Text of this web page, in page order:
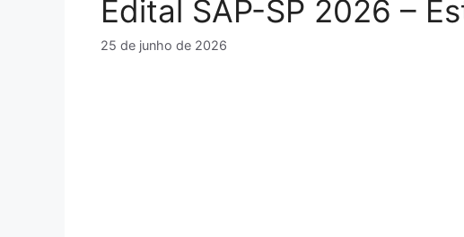
Edital SAP-SP 2026 –
25 de junho de 2026